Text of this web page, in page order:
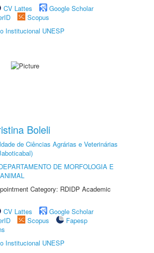
CV Lattes
Google Scholar
Scopus
Institucional UNESP
Boleli
de Ciências Agrárias e Veterinárias
DE MORFOLOGIA E
Category: RDIDP Academic
CV Lattes
Google Scholar
Scopus
Fapesp
Institucional UNESP